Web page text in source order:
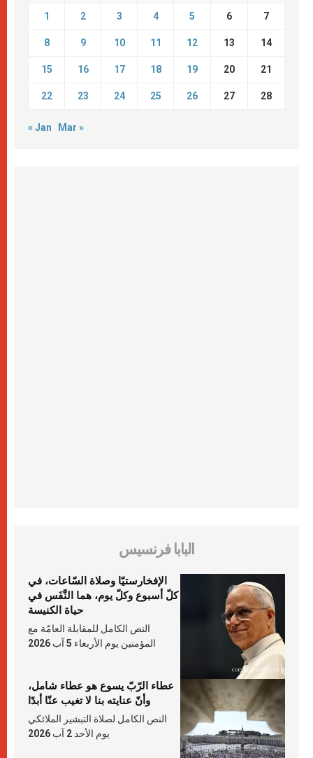
1 2 3 4 5 6 7
8 9 10 11 12 13 14
15 16 17 18 19 20 21
22 23 24 25 26 27 28
« Jan Mar »
البابا فرنسيس
الإفخارستيّا وصلاة السّاعات، في
كلّ أسبوع وكلّ يوم، هما النَّفَس في
حياة الكنيسة
النص الكامل للمقابلة العامّة مع
المؤمنين يوم الأربعاء 5 آب 2026
عطاء الرّبّ يسوع هو عطاء شامل،
وأنّ عنايته بنا لا تغيب عنّا أبدًا
النص الكامل لصلاة التبشير الملائكي
يوم الأحد 2 آب 2026